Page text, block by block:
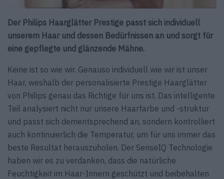
Der Philips Haarglätter Prestige passt sich individuell
unserem Haar und dessen Bedürfnissen an und sorgt für
eine gepflegte und glänzende Mähne.
Keine ist so wie wir. Genauso individuell wie wir ist unser
Haar, weshalb der personalisierte Prestige Haarglätter
von Philips genau das Richtige für uns ist. Das intelligente
Teil analysiert nicht nur unsere Haarfarbe und -struktur
und passt sich dementsprechend an, sondern kontrolliert
auch kontinuierlich die Tem­peratur, um für uns immer das
beste Resultat herauszuholen. Der SenseIQ Technologie
haben wir es zu verdanken, dass die natürliche
Feuchtigkeit im Haar-Innern geschützt und beibehalten